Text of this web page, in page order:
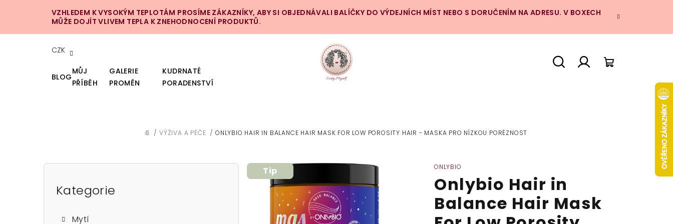
VZHLEDEM K VYSOKÝM TEPLOTÁM PROSÍME ZÁKAZNÍKY, ABY SI OBJEDNÁVALI BALÍČKY DO VÝDEJNÍCH MÍST NEBO S DORUČENÍM NA ADRESU. V BOXECH
MŮŽE DOJÍT VLIVEM TEPLA K ZNEHODNOCENÍ PRODUKTŮ.
CZK
BLOG
MŮJ
PŘÍBĚH
GALERIE
PROMĚN
KUDRNATÉ
PORADENSTVÍ
DOMŮ
/ VÝŽIVA A PÉČE / ONLYBIO HAIR IN BALANCE HAIR MASK FOR LOW POROSITY HAIR - MASKA PRO NÍZKOU PORÉZNOST
P
Přeskočit
kategorie
Kategorie
Mytí
ONLYBIO
Onlybio Hair in
Balance Hair Mask
Tip